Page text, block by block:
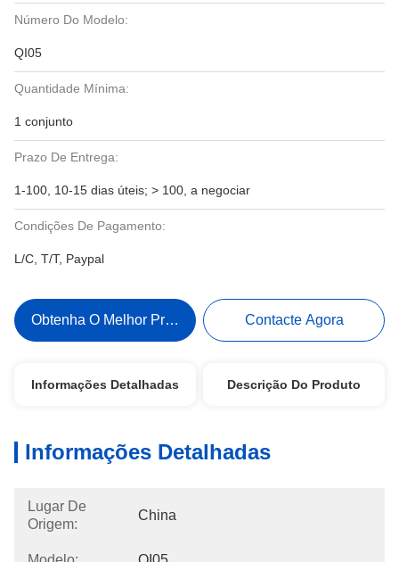
Número Do Modelo:
QI05
Quantidade Mínima:
1 conjunto
Prazo De Entrega:
1-100, 10-15 dias úteis; > 100, a negociar
Condições De Pagamento:
L/C, T/T, Paypal
Obtenha O Melhor Preço Contacte Agora
Informações Detalhadas Descrição Do Produto
Informações Detalhadas
Lugar De
Origem:
China